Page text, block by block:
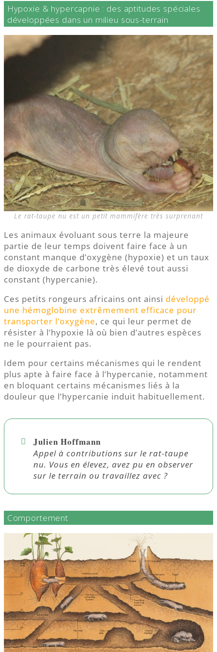
Hypoxie & hypercapnie : des aptitudes spéciales
développées dans un milieu sous-terrain
Le rat-taupe nu est un petit mammifère très surprenant
Les animaux évoluant sous terre la majeure
partie de leur temps doivent faire face à un
constant manque d’oxygène (hypoxie) et un taux
de dioxyde de carbone très élevé tout aussi
constant (hypercanie).
Ces petits rongeurs africains ont ainsi développé
une hémoglobine extrêmement efficace pour
transporter l’oxygène, ce qui leur permet de
résister à l’hypoxie là où bien d’autres espèces
ne le pourraient pas.
Idem pour certains mécanismes qui le rendent
plus apte à faire face à l’hypercanie, notamment
en bloquant certains mécanismes liés à la
douleur que l’hypercanie induit habituellement.
Julien Hoffmann
Appel à contributions sur le rat-taupe
nu. Vous en élevez, avez pu en observer
sur le terrain ou travaillez avec ?
Comportement